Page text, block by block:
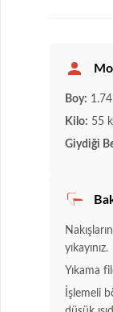
Boy:
Kilo: 55
Giydiği
yıkayınız.
Yıkama
İşlemeli